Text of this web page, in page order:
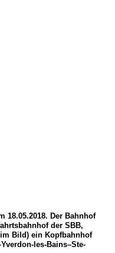
18.05.2018. Der Bahnhof
der SBB,
Bild) ein Kopfbahnhof
les-Bains–Ste-